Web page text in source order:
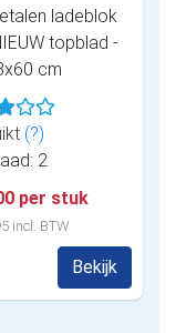
ladeblok
topblad -
cm
(?)
2
per stuk
incl. BTW
Bekijk